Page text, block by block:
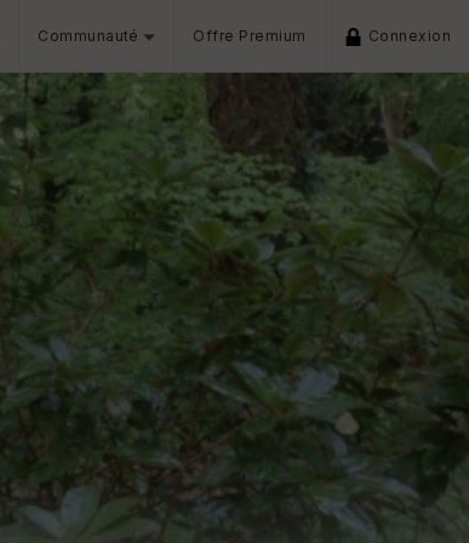
Communauté Offre Premium Connexion